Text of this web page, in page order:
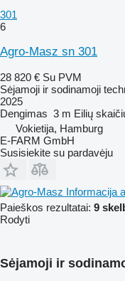
301
6
Agro-Masz sn 301
28 820 € Su PVM
Sėjamoji ir sodinamoji
2025
Dengimas 3 m Eilių
Vokietija, Hamburg
E-FARM GmbH
Susisiekite su pardavėju
Informacija
Paieškos rezultatai: 9
Rodyti
Sėjamoji ir